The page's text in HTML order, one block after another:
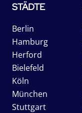
STÄDTE
Berlin
Hamburg
Herford
Bielefeld
Köln
München
Stuttgart